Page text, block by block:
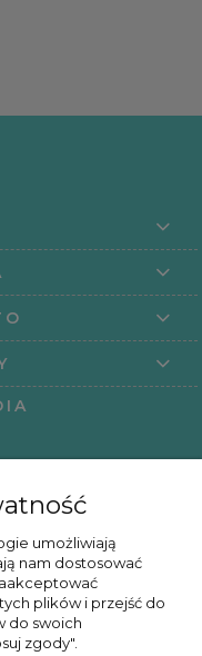
umożliwiają
nam dostosować
plików i przejść do
do swoich
zgody".